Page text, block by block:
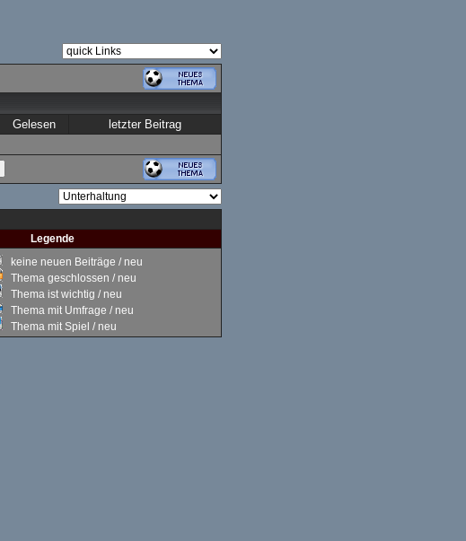
Gelesen letzter Beitrag
Legende
keine neuen Beiträge / neu
Thema geschlossen / neu
Thema ist wichtig / neu
Thema mit Umfrage / neu
Thema mit Spiel / neu